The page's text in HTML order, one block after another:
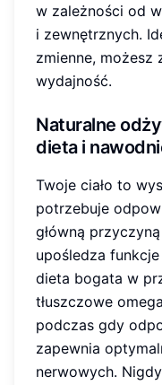
w zależności od
i zewnętrznych.
zmienne, możesz
wydajność.
Naturalne
dieta i
Twoje ciało to
potrzebuje
główną
upośledza
dieta bogata w
tłuszczowe
podczas gdy
zapewnia
nerwowych.